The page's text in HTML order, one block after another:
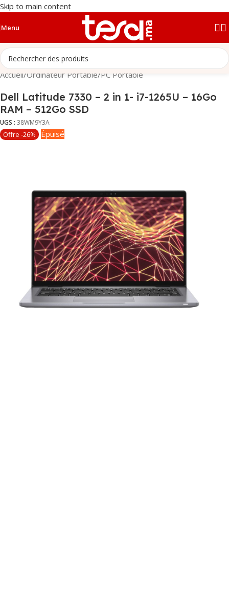
Skip to main content
Menu
Accueil/Ordinateur Portable/PC Portable
Dell Latitude 7330 – 2 in 1- i7-1265U – 16Go
RAM – 512Go SSD
UGS : 38WM9Y3A
Offre -26% Épuisé